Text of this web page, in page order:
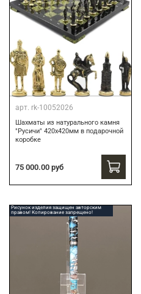
арт. rk-10052026
Шахматы из натурального камня
"Русичи" 420х420мм в подарочной
коробке
75 000.00 руб
Рисунок изделия защищен авторским
правом! Копирование запрещено!